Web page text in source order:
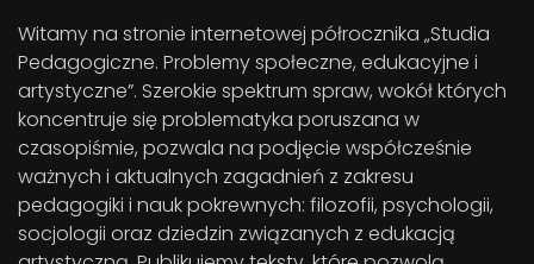
Witamy na stronie internetowej półrocznika „Studia
Pedagogiczne. Problemy społeczne, edukacyjne i
artystyczne”. Szerokie spektrum spraw, wokół których
koncentruje się problematyka poruszana w
czasopiśmie, pozwala na podjęcie współcześnie
ważnych i aktualnych zagadnień z zakresu
pedagogiki i nauk pokrewnych: filozofii, psychologii,
socjologii oraz dziedzin związanych z edukacją